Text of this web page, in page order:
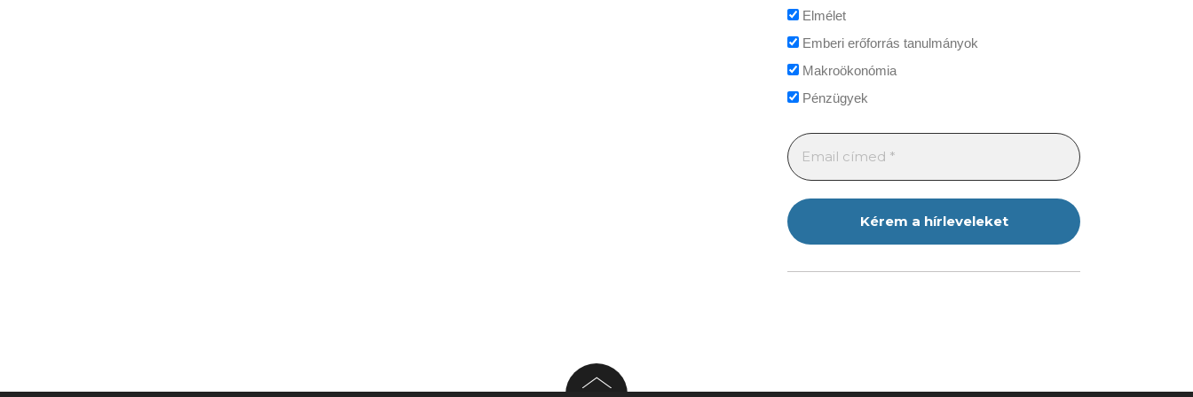
Elmélet
Emberi erőforrás tanulmányok
Makroökonómia
Pénzügyek